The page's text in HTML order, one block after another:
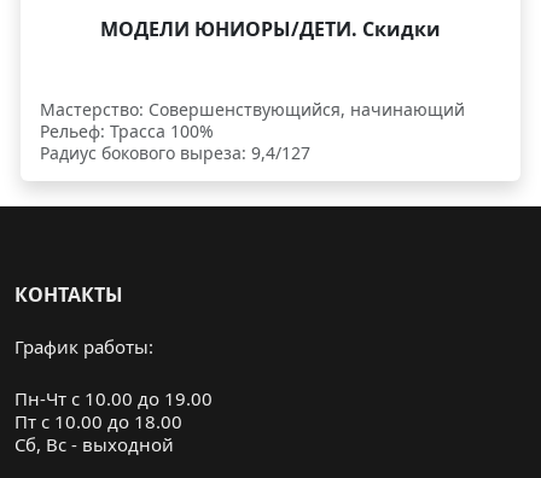
МОДЕЛИ ЮНИОРЫ/ДЕТИ. Скидки
Мастерство: Совершенствующийся, начинающий
Рельеф: Трасса 100%
Радиус бокового выреза: 9,4/127
КОНТАКТЫ
График работы:
Пн-Чт с 10.00 до 19.00
Пт с 10.00 до 18.00
Cб, Вс - выходной